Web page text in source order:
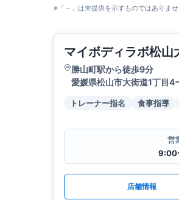
※「－」は未提供を示すものではありま
マイボディラボ松山
勝山町駅から徒歩9分
愛媛県松山市大街道1丁目4
トレーナー指名 食事指導
営
9:00
店舗情報